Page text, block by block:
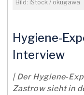
Bild: iStock / okugawa
Hygiene-
Interview
| Der Hygiene-
Zastrow sieht in